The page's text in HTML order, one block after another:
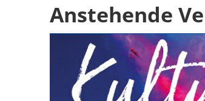
kulturelle
Veranstaltungen
Anstehende